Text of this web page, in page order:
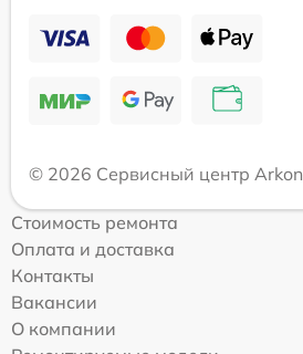
© 2026 Сервисный центр Arkon
Стоимость ремонта
Оплата и доставка
Контакты
Вакансии
О компании